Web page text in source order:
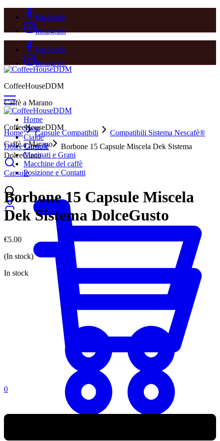
Facebook
Instagram
Facebook
Instagram
CoffeeHouseDDM
Caffè a Marano
Home
Shop
Cialde
Capsule
Macinati e Grani
Macchine del caffè
Posizione e Contatti
CoffeeHouseDDM
Caffè a Marano
0
Home Capsule Compatibili
Compatibili Sistema Nescafè®
Dolce Gusto®
Borbone 15 Capsule Miscela Dek Sistema
DolceGusto
Capsule
Borbone 15 Capsule Miscela
Dek Sistema DolceGusto
€5.00
(In stock)
In stock